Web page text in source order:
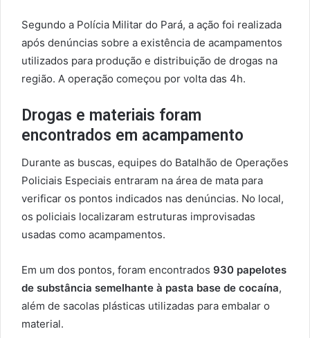
Segundo a Polícia Militar do Pará, a ação foi realizada
após denúncias sobre a existência de acampamentos
utilizados para produção e distribuição de drogas na
região. A operação começou por volta das 4h.
Drogas e materiais foram
encontrados em acampamento
Durante as buscas, equipes do Batalhão de Operações
Policiais Especiais entraram na área de mata para
verificar os pontos indicados nas denúncias. No local,
os policiais localizaram estruturas improvisadas
usadas como acampamentos.
Em um dos pontos, foram encontrados 930 papelotes
de substância semelhante à pasta base de cocaína,
além de sacolas plásticas utilizadas para embalar o
material.